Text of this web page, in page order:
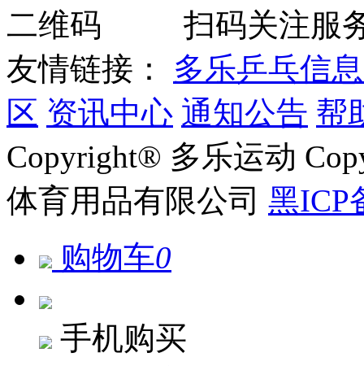
扫码关注服
友情链接：
多乐乒乓信
区 资讯中心 通知公告 帮
Copyright® 多乐运动
体育用品有限公司 黑ICP
购物车0
手机购买